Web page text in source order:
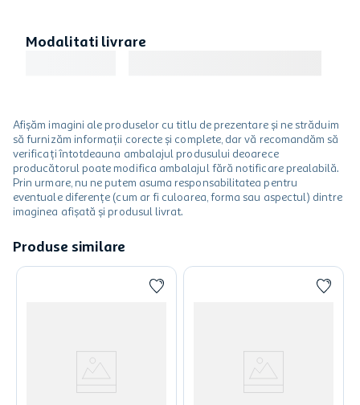
Modalitati livrare
Afișăm imagini ale produselor cu titlu de prezentare și ne străduim
să furnizăm informații corecte și complete, dar vă recomandăm să
verificați întotdeauna ambalajul produsului deoarece
producătorul poate modifica ambalajul fără notificare prealabilă.
Prin urmare, nu ne putem asuma responsabilitatea pentru
eventuale diferențe (cum ar fi culoarea, forma sau aspectul) dintre
imaginea afișată și produsul livrat.
Produse similare